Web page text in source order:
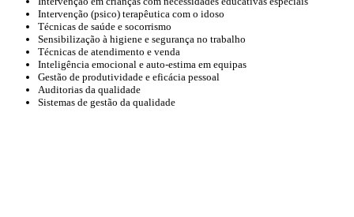
Intervenção (psico) terapêutica com o idoso
Técnicas de saúde e socorrismo
Sensibilização à higiene e segurança no trabalho
Técnicas de atendimento e venda
Inteligência emocional e auto-estima em equipas
Gestão de produtividade e eficácia pessoal
Auditorias da qualidade
Sistemas de gestão da qualidade